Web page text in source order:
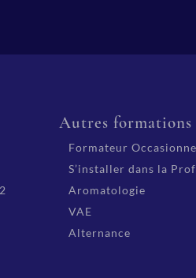
Autres formations
Formateur
S’installer dans la
Aromatologie
VAE
Alternance